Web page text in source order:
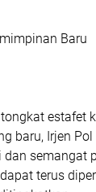
Baru
estafet
baru, Irjen
semangat
terus